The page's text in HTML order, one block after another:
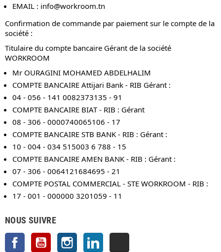
EMAIL : info@workroom.tn
Confirmation de commande par paiement sur le compte de la
société :
Titulaire du compte bancaire Gérant de la société
WORKROOM
Mr OURAGINI MOHAMED ABDELHALIM
COMPTE BANCAIRE Attijari Bank - RIB Gérant :
04 - 056 - 141 0082373135 - 91
COMPTE BANCAIRE BIAT - RIB : Gérant
08 - 306 - 0000740065106 - 17
COMPTE BANCAIRE STB BANK - RIB : Gérant :
10 - 004 - 034 515003 6 788 - 15
COMPTE BANCAIRE AMEN BANK - RIB : Gérant :
07 - 306 - 0064121684695 - 21
COMPTE POSTAL COMMERCIAL - STE WORKROOM - RIB :
17 - 001 - 000000 3201059 - 11
NOUS SUIVRE
Facebook YouTube Instagram